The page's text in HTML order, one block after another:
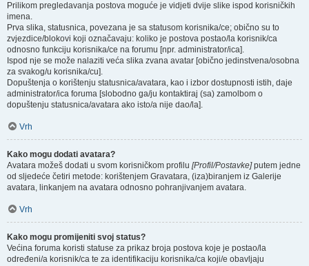
Prilikom pregledavanja postova moguće je vidjeti dvije slike ispod korisničkih
imena.
Prva slika, statusnica, povezana je sa statusom korisnika/ce; obično su to
zvjezdice/blokovi koji označavaju: koliko je postova postao/la korisnik/ca
odnosno funkciju korisnika/ce na forumu [npr. administrator/ica].
Ispod nje se može nalaziti veća slika zvana avatar [obično jedinstvena/osobna
za svakog/u korisnika/cu].
Dopuštenja o korištenju statusnica/avatara, kao i izbor dostupnosti istih, daje
administrator/ica foruma [slobodno ga/ju kontaktiraj (sa) zamolbom o
dopuštenju statusnica/avatara ako isto/a nije dao/la].
Vrh
Kako mogu dodati avatara?
Avatara možeš dodati u svom korisničkom profilu [Profil/Postavke]putem jedne
od sljedeće četiri metode: korištenjem Gravatara, (iza)biranjem iz Galerije
avatara, linkanjem na avatara odnosno pohranjivanjem avatara.
Vrh
Kako mogu promijeniti svoj status?
Većina foruma koristi statuse za prikaz broja postova koje je postao/la
određeni/a korisnik/ca te za identifikaciju korisnika/ca koji/e obavljaju